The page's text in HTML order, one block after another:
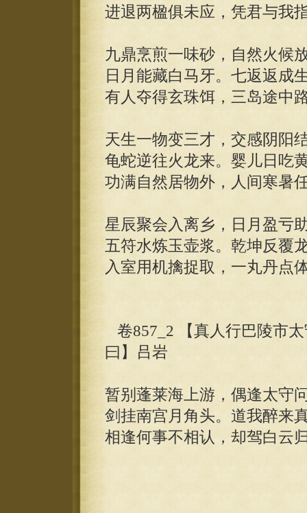
进退两楹俱未应，凭君与我
九鼎烹煎一味砂，自然火候
日月能藏白马牙。七返返成
有人夺得玄珠饵，三岛途中
天生一物变三才，交感阴阳
龟蛇逆往火龙来。婴儿日吃
功满自然居物外，人间寒暑
星辰聚会入离乡，日月盈亏
五符水炼玉壶浆。乾坤反覆
入室用机擒捉取，一丸丹点
卷857_2 【真人行巴陵市
曰】吕岩
暂别蓬莱海上游，偶逢太守
剑挂南宫月角头。道我醉来
相逢何事不相认，却驾白云